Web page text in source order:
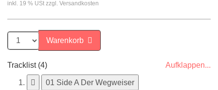
inkl. 19 % USt zzgl. Versandkosten
Warenkorb
Tracklist (4) Aufklappen...
01 Side A Der Wegweiser